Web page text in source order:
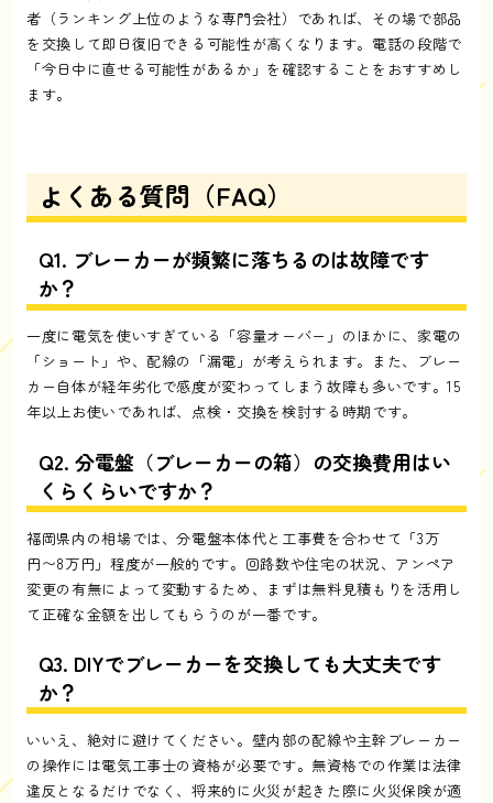
者（ランキング上位のような専門会社）であれば、その場で部品
を交換して即日復旧できる可能性が高くなります。電話の段階で
「今日中に直せる可能性があるか」を確認することをおすすめし
ます。
よくある質問（FAQ）
Q1. ブレーカーが頻繁に落ちるのは故障です
か？
一度に電気を使いすぎている「容量オーバー」のほかに、家電の
「ショート」や、配線の「漏電」が考えられます。また、ブレー
カー自体が経年劣化で感度が変わってしまう故障も多いです。15
年以上お使いであれば、点検・交換を検討する時期です。
Q2. 分電盤（ブレーカーの箱）の交換費用はい
くらくらいですか？
福岡県内の相場では、分電盤本体代と工事費を合わせて「3万
円〜8万円」程度が一般的です。回路数や住宅の状況、アンペア
変更の有無によって変動するため、まずは無料見積もりを活用し
て正確な金額を出してもらうのが一番です。
Q3. DIYでブレーカーを交換しても大丈夫です
か？
いいえ、絶対に避けてください。壁内部の配線や主幹ブレーカー
の操作には電気工事士の資格が必要です。無資格での作業は法律
違反となるだけでなく、将来的に火災が起きた際に火災保険が適